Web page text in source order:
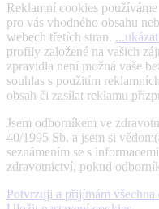
Reklamní cookies
pro vás vhodného obsahu
webech třetích stran.
profily založené na vašich
zpravidla není možná vaše
souhlas s použitím
obsah či zasílat reklamu
Jsem odborníkem ve
40/1995 Sb. a jsem si
seznámením se s
zdravotnictví, pokud
Potvrzuji a přijímám všechna